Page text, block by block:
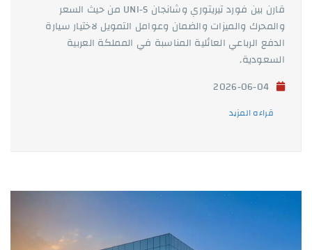
قارن بين فورد تيريتوري وشانجان UNI-S من حيث السعر
والمحرك والميزات والضمان وعوامل التمويل لاختيار سيارة
الدفع الرباعي العائلية المناسبة في المملكة العربية
السعودية.
قراءه المزيد